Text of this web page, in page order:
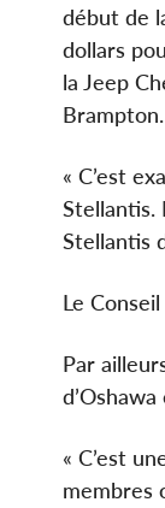
début de
dollars
la Jeep
Brampton.
« C’est
Stellantis.
Stellantis
Le
Par
« C’est
membres